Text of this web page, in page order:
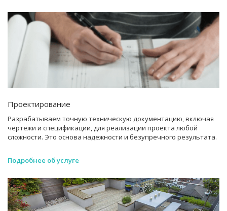
Проектирование
Разрабатываем точную техническую документацию, включая
чертежи и спецификации, для реализации проекта любой
сложности. Это основа надежности и безупречного результата.
Подробнее об услуге